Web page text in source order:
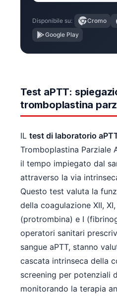
Disponibile su: Cromo
Google Play
Test aPTT:
tromboplastina
IL test di laboratorio
Tromboplastina Parziale
il tempo impiegato dal
attraverso la via
Questo test valuta la
della coagulazione XII, XI,
(protrombina) e I
operatori sanitari
sangue aPTT, stanno
cascata intrinseca della
screening per potenziali
monitorando la terapia